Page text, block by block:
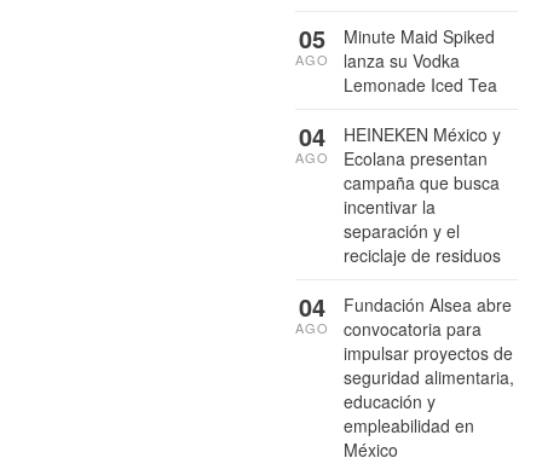
Minute Maid Spiked
lanza su Vodka
Lemonade Iced Tea
05
AGO
HEINEKEN México y
Ecolana presentan
campaña que busca
incentivar la
separación y el
reciclaje de residuos
04
AGO
Fundación Alsea abre
convocatoria para
impulsar proyectos de
seguridad alimentaria,
educación y
empleabilidad en
México
04
AGO